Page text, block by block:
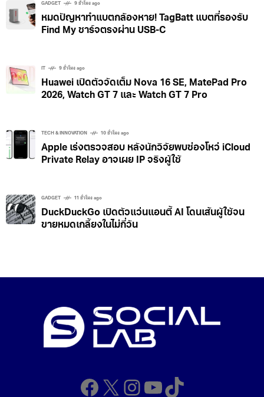
GADGET 9 ชั่วโมง ago
หมดปัญหาทำแบตกล้องหาย! TagBatt แบตที่รองรับ
Find My ชาร์จตรงผ่าน USB-C
IT 9 ชั่วโมง ago
Huawei เปิดตัวจัดเต็ม Nova 16 SE, MatePad Pro
2026, Watch GT 7 และ Watch GT 7 Pro
TECH & INNOVATION 10 ชั่วโมง ago
Apple เร่งตรวจสอบ หลังนักวิจัยพบช่องโหว่ iCloud
Private Relay อาจเผย IP จริงผู้ใช้
GADGET 11 ชั่วโมง ago
DuckDuckGo เปิดตัวแว่นแอนตี้ AI โดนเส้นผู้ใช้จน
ขายหมดเกลี้ยงในไม่กี่วัน
Facebook
X Instagram
YouTube
TikTok